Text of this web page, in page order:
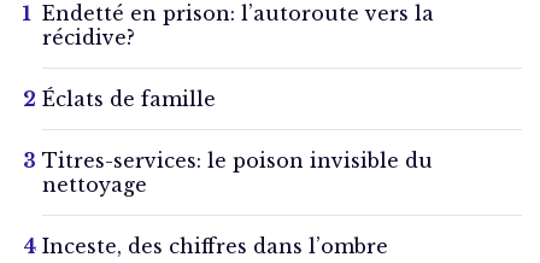
Endetté en prison: l’autoroute vers la
récidive?
Éclats de famille
Titres-services: le poison invisible du
nettoyage
Inceste, des chiffres dans l’ombre